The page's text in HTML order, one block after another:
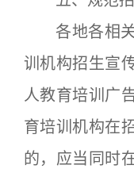
各地各相关
训机构招生宣
人教育培训广
育培训机构在
的，应当同时